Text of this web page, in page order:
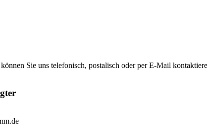
Sie uns telefonisch, postalisch oder per E-Mail